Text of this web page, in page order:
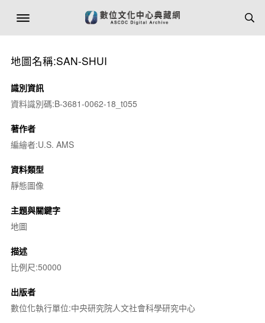
地圖名稱:SAN-SHUI
識別資訊
資料識別碼:B-3681-0062-18_t055
著作者
編繪者:U.S. AMS
資料類型
靜態圖像
主題與關鍵字
地圖
描述
比例尺:50000
出版者
數位化執行單位:中央研究院人文社會科學研究中心